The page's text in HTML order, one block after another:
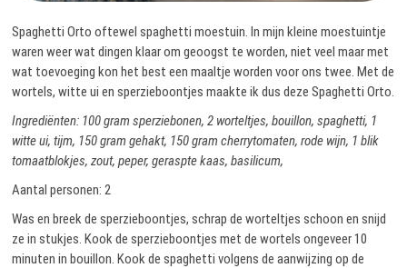
Spaghetti Orto oftewel spaghetti moestuin. In mijn kleine moestuintje
waren weer wat dingen klaar om geoogst te worden, niet veel maar met
wat toevoeging kon het best een maaltje worden voor ons twee. Met de
wortels, witte ui en sperzieboontjes maakte ik dus deze Spaghetti Orto.
Ingrediënten: 100 gram sperziebonen, 2 worteltjes, bouillon, spaghetti, 1
witte ui, tijm, 150 gram gehakt, 150 gram cherrytomaten, rode wijn, 1 blik
tomaatblokjes, zout, peper, geraspte kaas, basilicum,
Aantal personen: 2
Was en breek de sperzieboontjes, schrap de worteltjes schoon en snijd
ze in stukjes. Kook de sperzieboontjes met de wortels ongeveer 10
minuten in bouillon. Kook de spaghetti volgens de aanwijzing op de